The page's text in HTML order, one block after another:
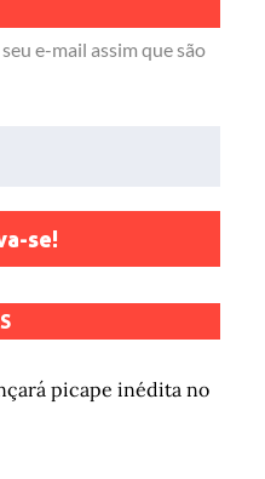
e-mail assim que são
se!
picape inédita no